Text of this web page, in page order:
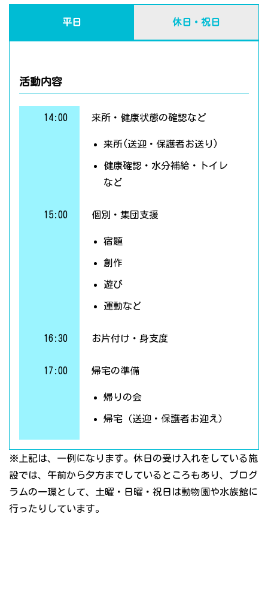
平日 休日・祝日
活動内容
14:00 来所・健康状態の確認など
来所(送迎・保護者お送り)
健康確認・水分補給・トイレ
など
15:00 個別・集団支援
宿題
創作
遊び
運動など
16:30 お片付け・身支度
17:00 帰宅の準備
帰りの会
帰宅（送迎・保護者お迎え）
※上記は、一例になります。休日の受け入れをしている施
設では、午前から夕方までしているところもあり、プログ
ラムの一環として、土曜・日曜・祝日は動物園や水族館に
行ったりしています。